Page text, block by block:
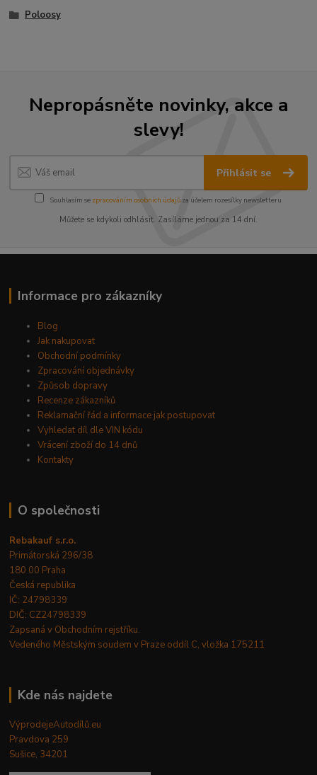
Poloosy
Nepropásněte novinky, akce a
slevy!
Přihlásit se
Souhlasím se zpracováním osobních údajůza účelem rozesílky newsletteru.
Můžete se kdykoli odhlásit. Zasíláme jednou za 14 dní.
Informace pro zákazníky
Blog
Jak nakupovat
Obchodní podmínky
Zpracování objednávky
Způsob dopravy
Recenze zákazníků
Reklamační řád a informace jak postupovat
Vyhledat díl dle VIN kódu
Vrácení zboží do 14 dnů
Kontakty
O společnosti
Rebakauf s.r.o.
Primátorská 296/38
180 00 Praha
Česká republika
IČ: 24798339
DIČ: CZ24798339
Zapsaná v Obchodním rejstříku.
Vedeného Městským soudem v Praze oddíl C, vložka 175211
Kde nás najdete
VýprodejeAutodílů.eu
Pravdova 259
Sušice, 34201